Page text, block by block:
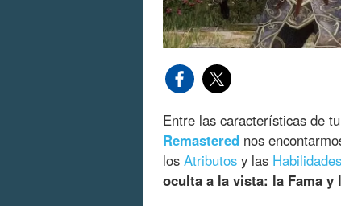
Entre las características de tu
Remastered nos
los Atributos y las Habilidades
oculta a la vista: la Fama y